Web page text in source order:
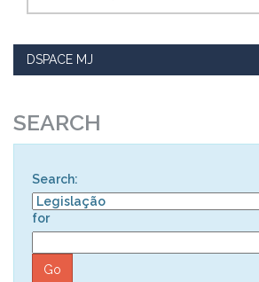
DSPACE MJ
SEARCH
Search:
for